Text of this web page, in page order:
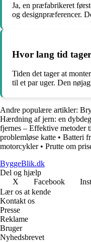
Ja, en præfabrikeret
og designpræferencer.
Hvor lang tid
Tiden det tager at
til et par uger. Den
Andre populære artikler:
Hærdning af jern: en
fjernes – Effektive metoder
problemløse katte • Batteri
motorcykler• Prutte om
ByggeBlik.dk
Del og hjælp
X
Facebook
Lær os at kende
Kontakt os
Presse
Reklame
Bruger
Nyhedsbrevet